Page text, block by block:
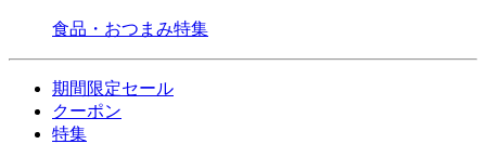
食品・おつまみ特集
期間限定セール
クーポン
特集